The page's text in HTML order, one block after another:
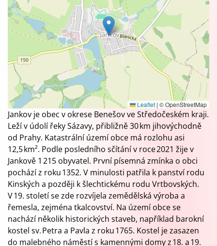
Leaflet | © OpenStreetMap
Jankov je obec v okrese Benešov ve Středočeském kraji.
Leží v údolí řeky Sázavy, přibližně 30 km jihovýchodně
od Prahy. Katastrální území obce má rozlohu asi
12,5 km². Podle posledního sčítání v roce 2021 žije v
Jankově 1 215 obyvatel. První písemná zmínka o obci
pochází z roku 1352. V minulosti patřila k panství rodu
Kinských a později k šlechtickému rodu Vrtbovských.
V 19. století se zde rozvíjela zemědělská výroba a
řemesla, zejména tkalcovství. Na území obce se
nachází několik historických staveb, například barokní
kostel sv. Petra a Pavla z roku 1765. Kostel je zasazen
do malebného náměstí s kamennými domy z 18. a 19.